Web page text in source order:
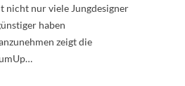
nicht nur viele Jungdesigner
haben
zeigt die